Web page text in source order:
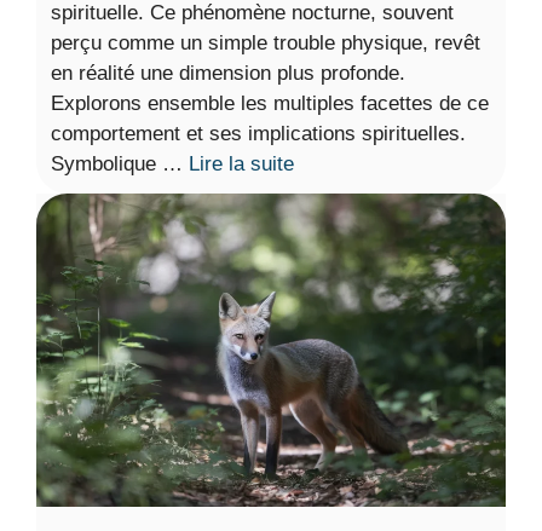
spirituelle. Ce phénomène nocturne, souvent
perçu comme un simple trouble physique, revêt
en réalité une dimension plus profonde.
Explorons ensemble les multiples facettes de ce
comportement et ses implications spirituelles.
Symbolique … Lire la suite